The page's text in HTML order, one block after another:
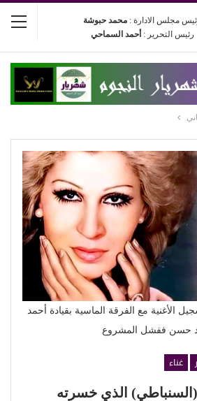
مجلس الادارة : محمد حبوشة
رئيس التحرير : أحمد السماحي
الأغنية مع الفرقة الماسية بقيادة أحمد
حسن ففشل المشروع
غناء
الذي خسرته